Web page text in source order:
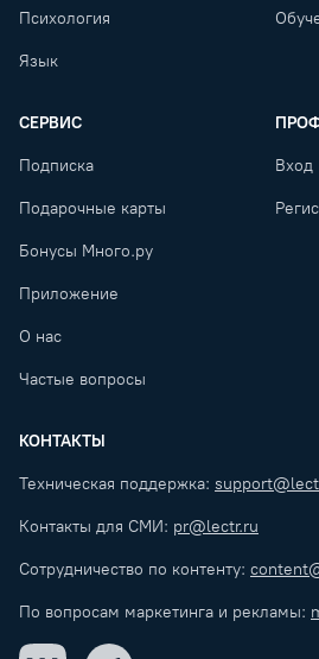
Психология
Язык
СЕРВИС
Подписка
Подарочные карты
Бонусы Много.ру
Приложение
О нас
Частые вопросы
Вход
КОНТАКТЫ
Техническая поддержка:
Контакты для СМИ: pr@lectr.ru
Сотрудничество по контенту:
По вопросам маркетинга и рекламы:
VK Telegram